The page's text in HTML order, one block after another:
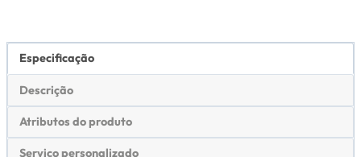
Especificação
Descrição
Atributos do produto
Serviço personalizado